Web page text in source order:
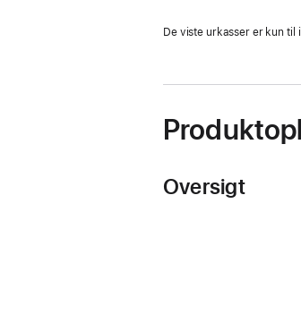
De viste urkasser er kun til
Oversigt